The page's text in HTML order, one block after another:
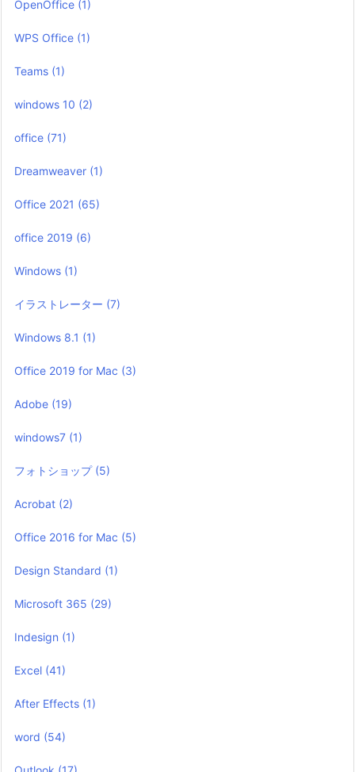
OpenOffice (1)
WPS Office (1)
Teams (1)
windows 10 (2)
office (71)
Dreamweaver (1)
Office 2021 (65)
office 2019 (6)
Windows (1)
イラストレーター (7)
Windows 8.1 (1)
Office 2019 for Mac (3)
Adobe (19)
windows7 (1)
フォトショップ (5)
Acrobat (2)
Office 2016 for Mac (5)
Design Standard (1)
Microsoft 365 (29)
Indesign (1)
Excel (41)
After Effects (1)
word (54)